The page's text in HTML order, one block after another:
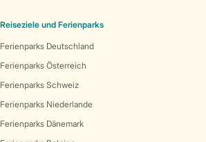
Reiseziele und Ferienparks
Ferienparks Deutschland
Ferienparks Österreich
Ferienparks Schweiz
Ferienparks Niederlande
Ferienparks Dänemark